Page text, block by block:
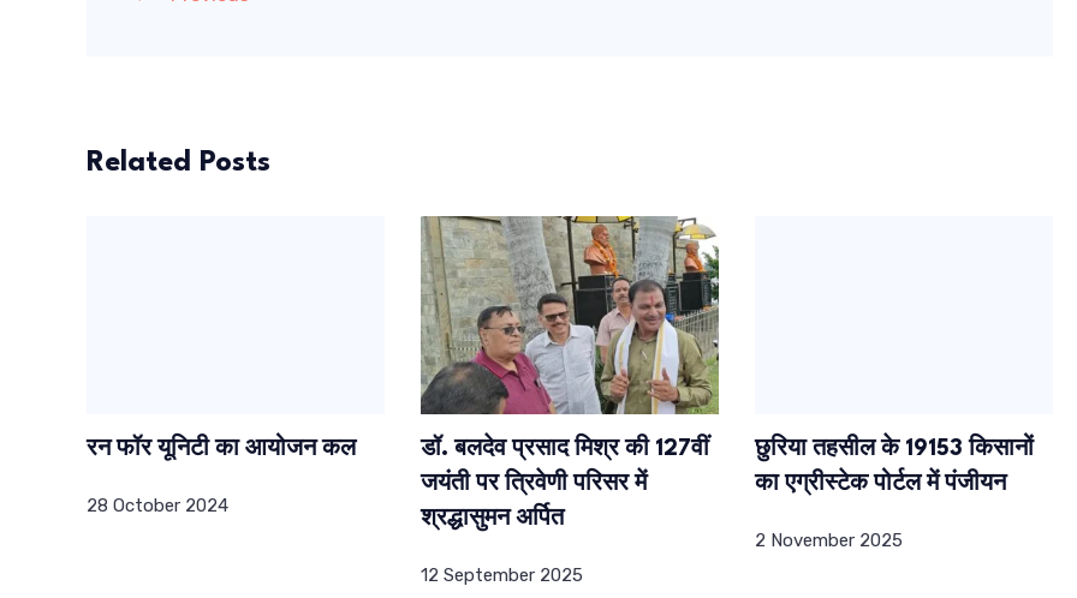
Related Posts
रन फॉर यूनिटी का आयोजन कल
28 October 2024
डॉ. बलदेव प्रसाद मिश्र की 127वीं
जयंती पर त्रिवेणी परिसर में
श्रद्धासुमन अर्पित
12 September 2025
छुरिया तहसील के 19153 किसानों
का एग्रीस्टेक पोर्टल में पंजीयन
2 November 2025